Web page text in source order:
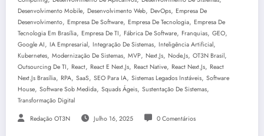
Desenvolvimento Mobile, Desenvolvimento Web, DevOps, Empresa De
Desenvolvimento, Empresa De Software, Empresa De Tecnologia, Empresa De
Tecnologia Em Brasília, Empresa De TI, Fábrica De Software, Franquias, GEO,
Google AI, IA Empresarial, Integração De Sistemas, Inteligência Artificial,
Kubernetes, Modernização De Sistemas, MVP, Next.js, Node.js, OT3N Brasil,
Outsourcing De TI, React, React E Next.js, React Native, React Next.js, React
Next.js Brasília, RPA, SaaS, SEO Para IA, Sistemas Legados Instáveis, Software
House, Software Sob Medida, Squads Ágeis, Sustentação De Sistemas,
Transformação Digital
Redação OT3N Julho 16, 2025 0 Comentários